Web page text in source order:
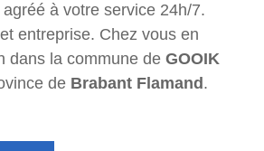
à votre service 24h/7.
entreprise. Chez vous en
dans la commune de GOOIK
de Brabant Flamand .